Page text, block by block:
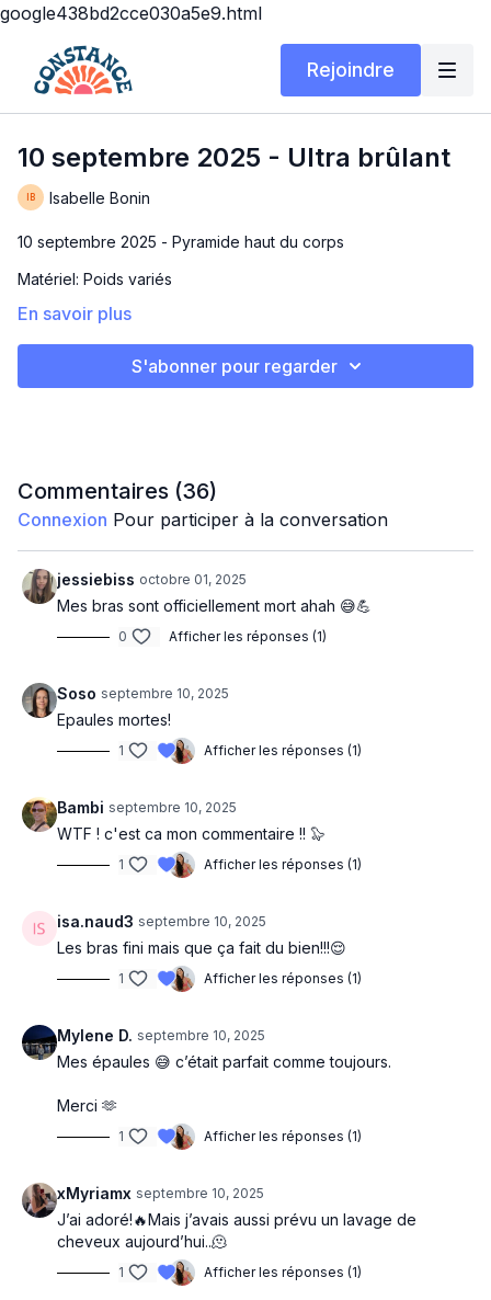
google438bd2cce030a5e9.html
Rejoindre
10 septembre 2025 - Ultra brûlant
Isabelle Bonin
10 septembre 2025 - Pyramide haut du corps
Matériel: Poids variés
Durée: 15 ou 30 min
ULTRA BRÛLANT
Je vous avertis, j'ai fini les bras brûlants, incapable de lever
1/2 squat double pull down
Side pull knee up (d)
Side pull knee up (g)
Press alt. double press
Hammer alt. double hammer curl
Front raise to bicep curl
Around the world front punch
Side raise pause
Tricep press triangle alt. double
Bent row tricep (d)
Bent row tricep (g)
Push up
Pause
En savoir plus
S'abonner pour regarder
Commentaires (36)
Connexion Pour participer à la conversation
jessiebiss octobre 01, 2025
Mes bras sont officiellement mort ahah 😅💪
0 Afficher les réponses (1)
Soso septembre 10, 2025
Epaules mortes!
1 Afficher les réponses (1)
Bambi septembre 10, 2025
WTF ! c'est ca mon commentaire !! 🦭
1 Afficher les réponses (1)
isa.naud3 septembre 10, 2025
Les bras fini mais que ça fait du bien!!!😌
1 Afficher les réponses (1)
Mylene D. septembre 10, 2025
Mes épaules 😅 c’était parfait comme toujours.
Merci 🫶
1 Afficher les réponses (1)
xMyriamx septembre 10, 2025
J’ai adoré!🔥Mais j’avais aussi prévu un lavage de
cheveux aujourd’hui..🫠
1 Afficher les réponses (1)